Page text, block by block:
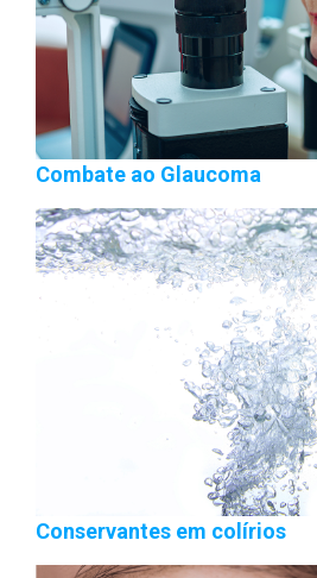
Combate ao Glaucoma
Conservantes em colírios